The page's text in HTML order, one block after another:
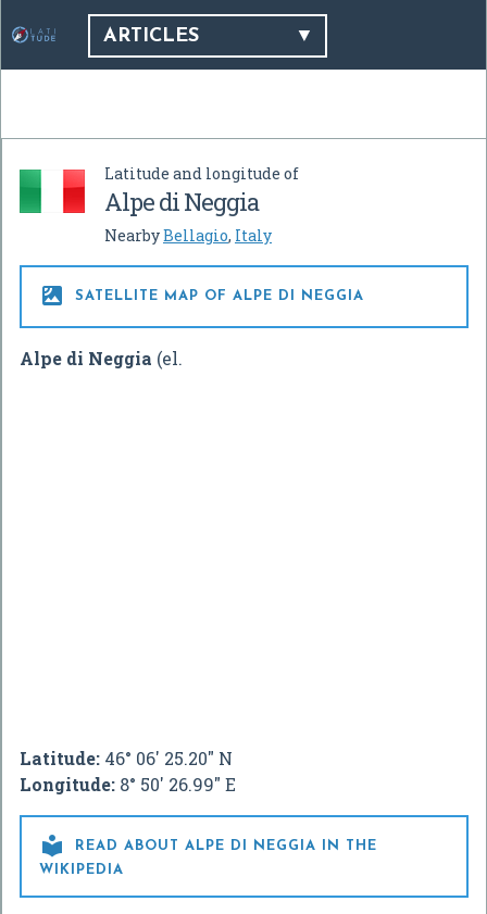
ARTICLES
Latitude and longitude of
Alpe di Neggia
NearbyBellagio, Italy
 SATELLITE MAP OF ALPE DI NEGGIA
Alpe di Neggia (el.
Latitude: 46° 06' 25.20" N
Longitude: 8° 50' 26.99" E

READ ABOUT ALPE DI NEGGIA IN THE
WIKIPEDIA